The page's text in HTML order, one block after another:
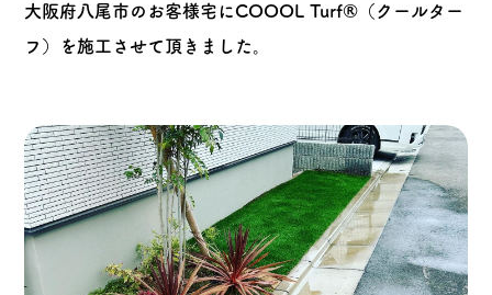
大阪府八尾市のお客様宅にCOOOL Turf®（クールター
フ）を施工させて頂きました。